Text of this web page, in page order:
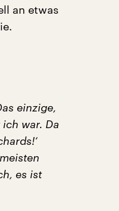
an etwas
einzige,
war. Da
es ist